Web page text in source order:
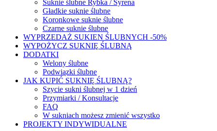
Suknie ślubne Rybka / Syrena
Gładkie suknie ślubne
Koronkowe suknie ślubne
Czarne suknie ślubne
WYPRZEDAŻ SUKIEN ŚLUBNYCH -50%
WYPOŻYCZ SUKNIĘ ŚLUBNĄ
DODATKI
Welony ślubne
Podwiązki ślubne
JAK KUPIĆ SUKNIĘ ŚLUBNĄ?
Szycie sukni ślubnej w 1 dzień
Przymiarki / Konsultacje
FAQ
W sukniach możesz zmienić wszystko
PROJEKTY INDYWIDUALNE